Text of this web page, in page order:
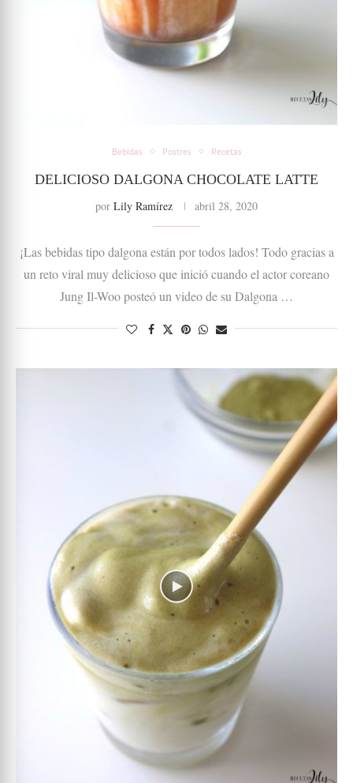
Bebidas Postres Recetas
DELICIOSO DALGONA CHOCOLATE LATTE
por Lily Ramírez abril 28, 2020
¡Las bebidas tipo dalgona están por todos lados! Todo gracias a
un reto viral muy delicioso que inició cuando el actor coreano
Jung Il-Woo posteó un video de su Dalgona …